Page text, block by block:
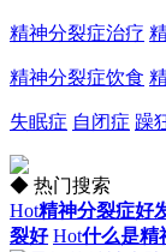
精神分裂症治疗
精神分裂症饮食
失眠症 自闭症 躁
◆ 热门搜索
Hot精神分裂症好
裂好 Hot什么是精